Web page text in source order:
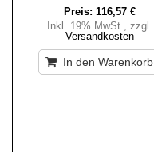
Preis: 116,57 €
Inkl. 19% MwSt., zzgl.
Versandkosten
In den Warenkorb